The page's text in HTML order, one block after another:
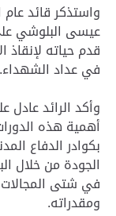
واستذكر قائد
عيسى البلوشي
قدم حياته لإنقاذ
في عداد الشهداء.
وأكد الرائد عادل
أهمية هذه
بكوادر الدفاع
الجودة من خلال
في شتى
ومقدراته.